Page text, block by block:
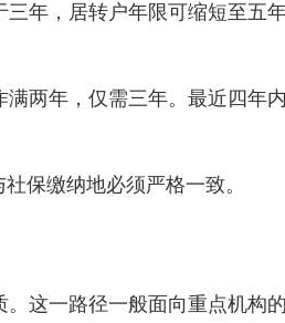
，居转户年限可缩短至五
年，仅需三年。最近四年
保缴纳地必须严格一致。
一路径一般面向重点机构